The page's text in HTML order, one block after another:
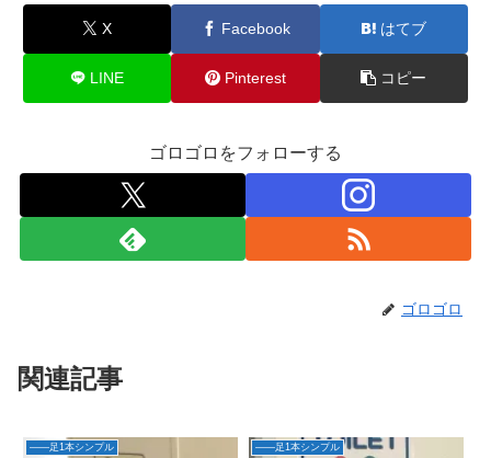
X Facebook はてブ
LINE Pinterest コピー
ゴロゴロをフォローする
ゴロゴロ
関連記事
――足1本シンプル ――足1本シンプル